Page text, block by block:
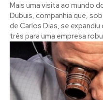
Mais uma visita ao mundo
Dubuis, companhia que,
de Carlos Dias, se
três para uma empresa